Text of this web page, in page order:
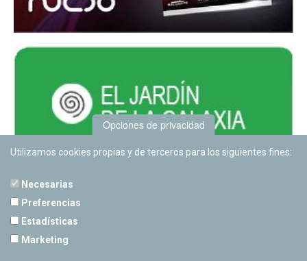
Opciones de privacidad
Utilizamos cookies propias y de terceros para los siguientes fines:
Necesarias
Preferencias
Estadísticas
Marketing